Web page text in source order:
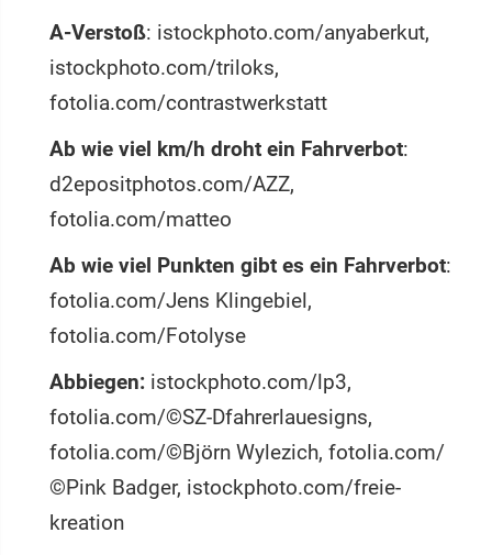
A-Verstoß: istockphoto.com/anyaberkut,
istockphoto.com/triloks,
fotolia.com/contrastwerkstatt
Ab wie viel km/h droht ein Fahrverbot:
d2epositphotos.com/AZZ,
fotolia.com/matteo
Ab wie viel Punkten gibt es ein Fahrverbot:
fotolia.com/Jens Klingebiel,
fotolia.com/Fotolyse
Abbiegen: istockphoto.com/lp3,
fotolia.com/©SZ-Dfahrerlauesigns,
fotolia.com/©Björn Wylezich, fotolia.com/
©Pink Badger, istockphoto.com/freie-
kreation